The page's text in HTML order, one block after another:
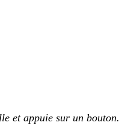
et appuie sur un bouton.